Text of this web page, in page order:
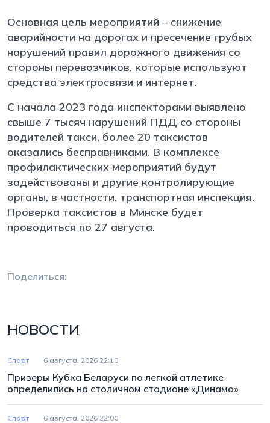
Основная цель мероприятий – снижение
аварийности на дорогах и пресечение грубых
нарушений правил дорожного движения со
стороны перевозчиков, которые используют
средства электросвязи и интернет.
С начала 2023 года инспекторами выявлено
свыше 7 тысяч нарушений ПДД со стороны
водителей такси, более 20 таксистов
оказались бесправниками. В комплексе
профилактических мероприятий будут
задействованы и другие контролирующие
органы, в частности, транспортная инспекция.
Проверка таксистов в Минске будет
проводиться по 27 августа.
Поделиться:
НОВОСТИ
Спорт 6 августа, 2026 22:10
Призеры Кубка Беларуси по легкой атлетике
определились на столичном стадионе «Динамо»
Спорт 6 августа, 2026 22:00